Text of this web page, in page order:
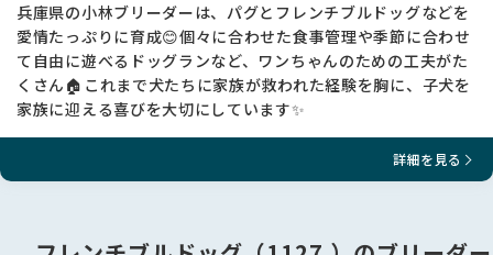
兵庫県の小林ブリーダーは、パグとフレンチブルドッグなどを
愛情たっぷりに育成😊個々に合わせた食事管理や季節に合わせ
て自由に遊べるドッグランなど、ワンちゃんのための工夫がた
くさん🏠これまで犬たちに家族が救われた経験を胸に、子犬を
家族に迎える喜びを大切にしています✨
詳細を見る